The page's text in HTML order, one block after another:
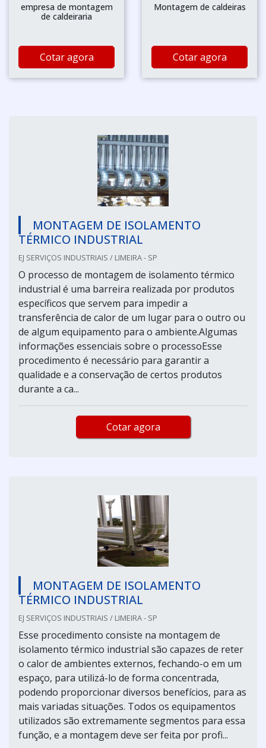
empresa de montagem
de caldeiraria
Cotar agora
Montagem de caldeiras
Cotar agora
MONTAGEM DE ISOLAMENTO
TÉRMICO INDUSTRIAL
EJ SERVIÇOS INDUSTRIAIS / LIMEIRA - SP
O processo de montagem de isolamento térmico
industrial é uma barreira realizada por produtos
específicos que servem para impedir a
transferência de calor de um lugar para o outro ou
de algum equipamento para o ambiente.Algumas
informações essenciais sobre o processoEsse
procedimento é necessário para garantir a
qualidade e a conservação de certos produtos
durante a ca...
Cotar agora
MONTAGEM DE ISOLAMENTO
TÉRMICO INDUSTRIAL
EJ SERVIÇOS INDUSTRIAIS / LIMEIRA - SP
Esse procedimento consiste na montagem de
isolamento térmico industrial são capazes de reter
o calor de ambientes externos, fechando-o em um
espaço, para utilizá-lo de forma concentrada,
podendo proporcionar diversos benefícios, para as
mais variadas situações. Todos os equipamentos
utilizados são extremamente segmentos para essa
função, e a montagem deve ser feita por profi...